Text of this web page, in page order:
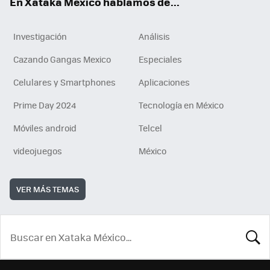
Investigación
Análisis
Cazando Gangas Mexico
Especiales
Celulares y Smartphones
Aplicaciones
Prime Day 2024
Tecnología en México
Móviles android
Telcel
videojuegos
México
VER MÁS TEMAS